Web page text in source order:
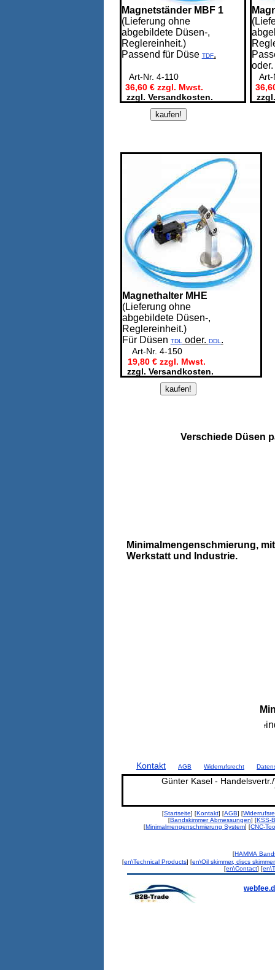
Magnetständer MBF 1
(Lieferung ohne
abgebildete Düsen-,
Reglereinheit.)
Passend für Düse TDF.
Art-Nr. 4-110
36,60 € zzgl. Mwst.
zzgl. Versandkosten.
oder.
Art-
Magnethalter MHE
(Lieferung ohne
abgebildete Düsen-,
Reglereinheit.)
Für Düsen TDL oder. DDL .
Art-Nr. 4-150
19,80 € zzgl. Mwst.
zzgl. Versandkosten.
Verschiede Düsen
Minimalmengenschmierung,
Werkstatt und Industrie.
f
Kontakt AGB Widerrufsrecht
Günter Kasel -
[Startseite] [Kontakt] [AGB] [
[Bandskimmer Abmessungen] [KSS-
[Minimalmengenschmierung System] [CNC-
[HAMMA
[en\Technical Products] [en\Oil skimmer, discs
[en\Contact] [